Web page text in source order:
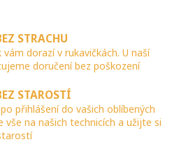
STRACHU
vám dorazí v rukavičkách. U naší
doručení bez poškození
STAROSTÍ
přihlášení do vašich oblíbených
vše na našich technicích a užijte si